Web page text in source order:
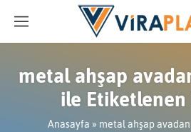
metal ahşap
ile Etiketlenen
Anasayfa » metal ahşap